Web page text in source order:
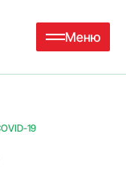
Меню
19